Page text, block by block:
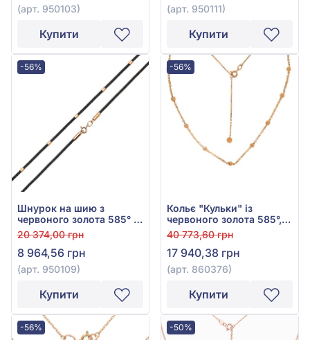
(арт. 950103)
Купити
(арт. 950111)
Купити
-56%
Шнурок на шию з
червоного золота 585° з
чорним текстилем, арт.
950109
20 374,00 грн
8 964,56 грн
(арт. 950109)
Купити
-56%
Кольє "Кульки" із
червоного золота 585°,
арт. 860376
40 773,60 грн
17 940,38 грн
(арт. 860376)
Купити
-56% -50%